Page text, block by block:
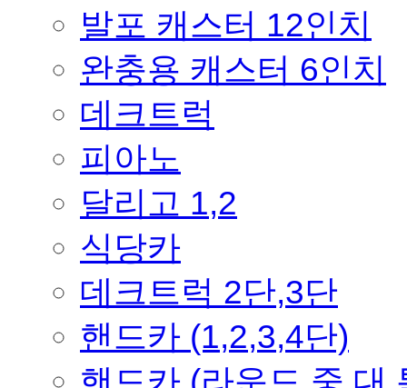
발포 캐스터 12인치
완충용 캐스터 6인치
데크트럭
피아노
달리고 1,2
식당카
데크트럭 2단,3단
핸드카 (1,2,3,4단)